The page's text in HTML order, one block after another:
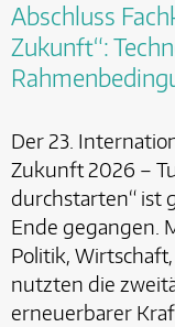
Abschluss
Zukunft“:
Der 23.
Zukunft 2026 –
durchstarten“ ist
Ende gegangen.
Politik,
nutzten die
erneuerbarer